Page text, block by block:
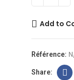
Add to
Référence: